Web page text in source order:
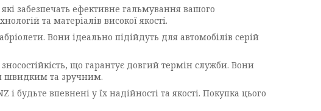
забезпечать ефективне гальмування вашого
та матеріалів високої якості.
Вони ідеально підійдуть для автомобілів серій
що гарантує довгий термін служби. Вони
швидким та зручним.
будьте впевнені у їх надійності та якості. Покупка цього